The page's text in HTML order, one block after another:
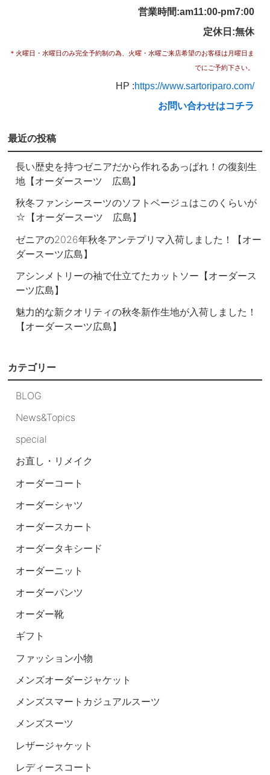
営業時間:am11:00-pm7:00
定休日:無休
＊火曜日・水曜日のみ完全予約制の為、 火曜・水曜ご来店希望のお客様は月曜日ま
でにご予約下さい。
HP :https://www.sartoriparo.com/
お問い合わせはコチラ
最近の投稿
長い歴史を持つゼニアだから作れるあっぱれ！の復刻生
地【オーダースーツ 広島】
秋冬ファンシースーツのソフトベージュはこのくらいが
☆【オーダースーツ 広島】
ゼニアの2026年秋冬アンテプリマ入荷しました！【オー
ダースーツ広島】
アシンメトリーの袖で仕立てたカットソー【オーダース
ーツ広島】
魅力的な新クオリティの秋冬新作生地が入荷しました！
【オーダースーツ広島】
カテゴリー
BLOG
News&Topics
special
お直し・リメイク
オーダーコート
オーダーシャツ
オーダースカート
オーダータキシード
オーダーニット
オーダーパンツ
オーダー靴
ギフト
ファッション小物
メンズオーダージャケット
メンズスマートカジュアルスーツ
メンズスーツ
レザージャケット
レディースコート